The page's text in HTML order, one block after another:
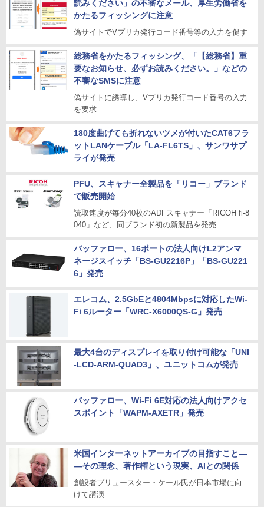
読みください」の不審なメール、厚生労働省を
かたるフィッシングに注意
偽サイトでVプリカ発行コード番号等の入力を促す
総務省をかたるフィッシング、「【総務省】重
要なお知らせ、必ずお読みください。」などの
不審なSMSに注意
偽サイトに誘導し、Vプリカ発行コード番号の入力
を要求
180度曲げても折れないツメが付いたCAT6フラ
ットLANケーブル「LA-FL6TS」、サンワサプ
ライが発売
PFU、スキャナー全製品を「リコー」ブランド
で販売開始
読取速度が毎分40枚のADFスキャナー「RICOH fi-8
040」など、同ブランド初の新製品を発売
バッファロー、16ポートの法人向けL2アンマ
ネージスイッチ「BS-GU2216P」「BS-GU221
6」発売
エレコム、2.5GbEと4804Mbpsに対応したWi-
Fi 6ルーター「WRC-X6000QS-G」発売
最大4台のディスプレイを取り付け可能な「UNI
-LCD-ARM-QUAD3」、ユニットコムが発売
バッファロー、Wi-Fi 6E対応の法人向けアクセ
スポイント「WAPM-AXETR」発売
米国インターネットアーカイブの目指すこと―
―その理念、著作権という現実、AIとの関係
創設者ブリュースター・ケール氏が日本市場に向
けて講演